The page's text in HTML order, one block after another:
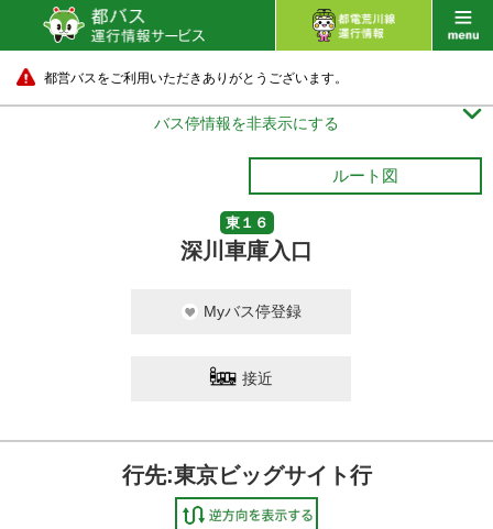
都営バスをご利用いただきありがとうございます。
バス停情報を非表示にする 
ルート図
東１６
深川車庫入口
Myバス停登録
接近
行先:東京ビッグサイト行